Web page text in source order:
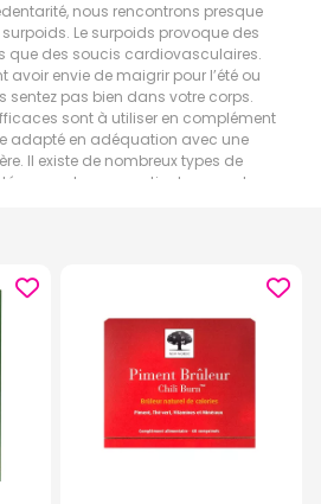
nous rencontrons presque
Le surpoids provoque des
que des soucis cardiovasculaires.
avoir envie de maigrir pour l’été ou
sentez pas bien dans votre corps.
sont à utiliser en complément
adapté en adéquation avec une
Il existe de nombreux types de
pour chaque partie du corps. Les